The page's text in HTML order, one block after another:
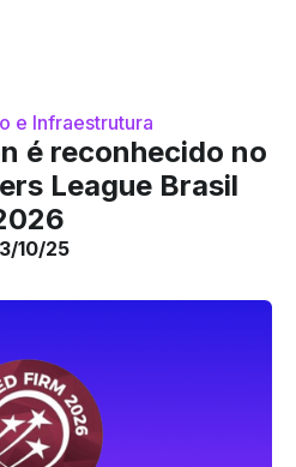
e Infraestrutura
é reconhecido no
League Brasil
10/25